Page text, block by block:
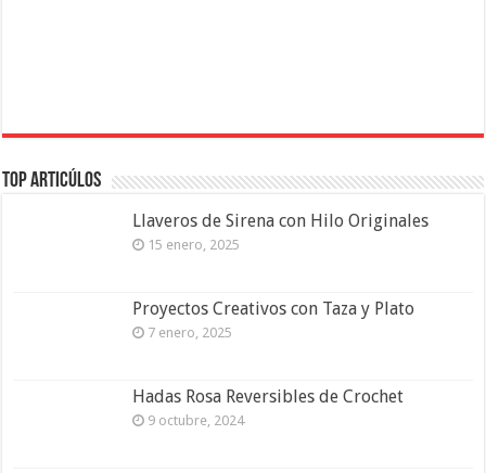
Top Articúlos
Llaveros de Sirena con Hilo Originales
15 enero, 2025
Proyectos Creativos con Taza y Plato
7 enero, 2025
Hadas Rosa Reversibles de Crochet
9 octubre, 2024